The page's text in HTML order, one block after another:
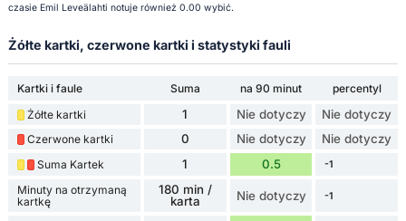
czasie Emil Leveälahti notuje również 0.00 wybić.
Żółte kartki, czerwone kartki i statystyki fauli
Kartki i faule Suma na 90 minut
percentyl
Żółte kartki
1 Nie dotyczy Nie dotyczy
Czerwone kartki 0 Nie dotyczy Nie dotyczy
Suma Kartek 1 0.5 -1
Minuty na otrzymaną
kartkę
180 min /
karta
Nie dotyczy -1